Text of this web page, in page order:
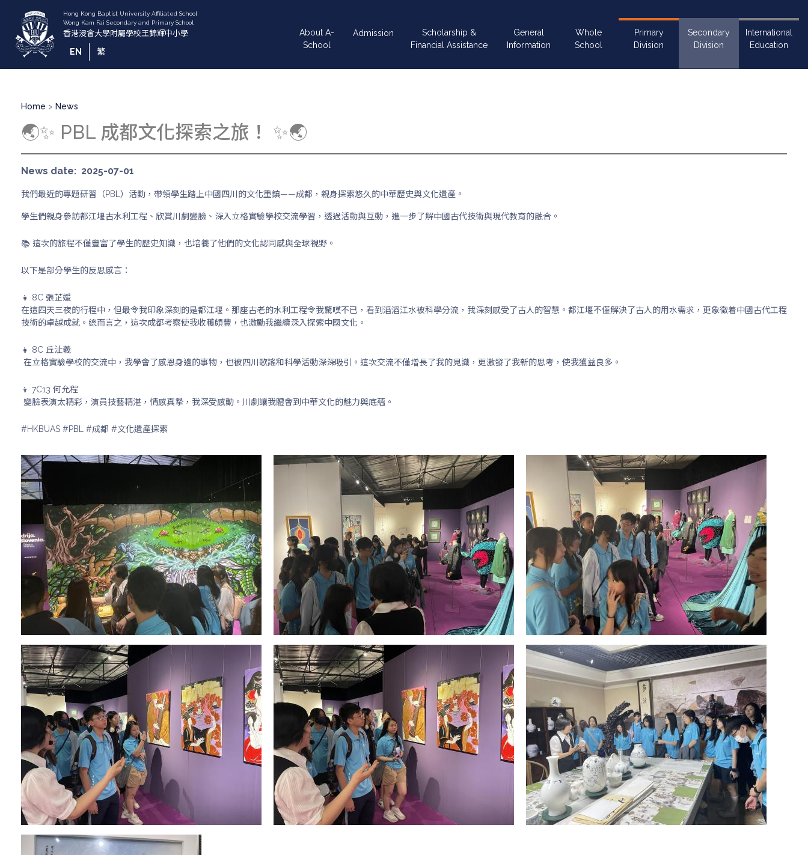
content
EN
繁
navigation
About A-
School
Admission
Scholarship &
Financial Assistance
General
Information
Whole
School
Primary
Division
Secondary
Division
International
Education
Breadcrumb
Home News
🌏✨ PBL 成都文化探索之旅！ ✨🌏
News date 2025-07-01
我們最近的專題研習（PBL）活動，帶領學生踏上中國四川的文化重鎮——成都，親身探索悠久的中華歷史與文化遺產。
學生們親身參訪都江堰古水利工程、欣賞川劇變臉、深入立格實驗學校交流學習，透過活動與互動，進一步了解中國古代技術與現代教育的融合。
📚 這次的旅程不僅豐富了學生的歷史知識，也培養了他們的文化認同感與全球視野。
以下是部分學生的反思感言：
👧 8C 張芷媛
在這四天三夜的行程中，但最令我印象深刻的是都江堰。那座古老的水利工程令我驚嘆不已，看到滔滔江水被科學分流，我深刻感受了古人的智慧。都江堰不僅解決了古人的用水需求，更象徵着中國古代工程
技術的卓越成就。總而言之，這次成都考察使我收穫頗豐，也激勵我繼續深入探索中國文化。
👧 8C 丘沚羲
在立格實驗學校的交流中，我學會了感恩身邊的事物，也被四川歌謠和科學活動深深吸引。這次交流不僅增長了我的見識，更激發了我新的思考，使我獲益良多。
👦 7C13 何允程
變臉表演太精彩，演員技藝精湛，情感真摯，我深受感動。川劇讓我體會到中華文化的魅力與底蘊。
#HKBUAS #PBL #成都 #文化遺產探索